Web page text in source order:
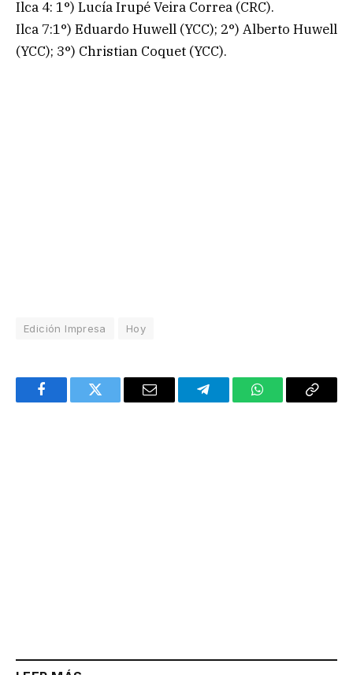
Ilca 4: 1°) Lucía Irupé Veira Correa (CRC).
Ilca 7:1°) Eduardo Huwell (YCC); 2°) Alberto Huwell
(YCC); 3°) Christian Coquet (YCC).
Edición Impresa Hoy
FacebookTwitter Email TelegramWhatsAppCopy